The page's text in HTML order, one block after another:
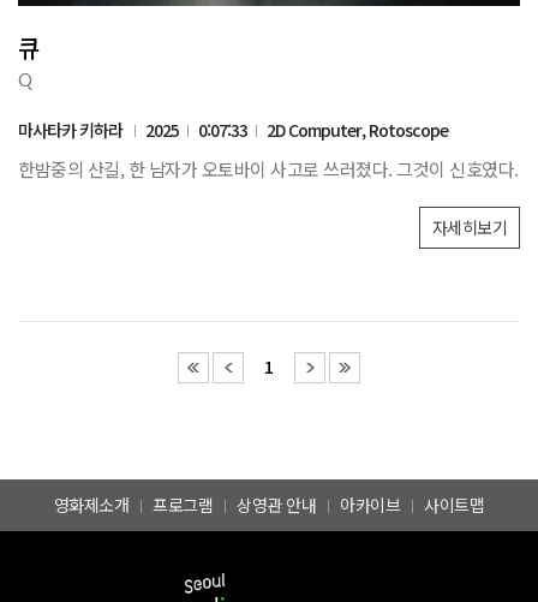
큐
Q
마사타카 키하라 2025 0:07:33 2D Computer, Rotoscope
한밤중의 산길, 한 남자가 오토바이 사고로 쓰러졌다. 그것이 신호였다.
자세히보기
1
영화제소개 프로그램 상영관 안내 아카이브 사이트맵